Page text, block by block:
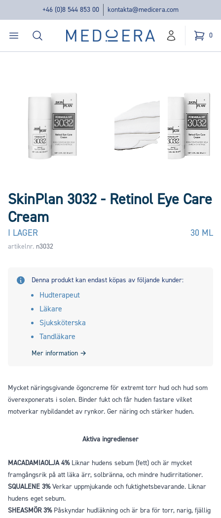
+46 (0)8 544 853 00 kontakta@medicera.com
Öppna menyn
Sök Medicera | New Medic Era AB konto Kundvagn
0
varor i
SkinPlan 3032 - Retinol Eye Care
Cream
I LAGER 30 ML
artikelnr. n3032
Denna produkt kan endast köpas av följande kunder:
Hudterapeut
Läkare
Sjuksköterska
Tandläkare
Mer information →
Mycket näringsgivande ögoncreme för extremt torr hud och hud som
överexponerats i solen. Binder fukt och får huden fastare vilket
motverkar nybildandet av rynkor. Ger näring och stärker huden.
Aktiva ingredienser
MACADAMIAOLJA 4%Liknar hudens sebum (fett) och är mycket
framgångsrik på att läka ärr, solbränna, och mindre hudirritationer.
SQUALENE 3%Verkar uppmjukande och fuktighetsbevarande. Liknar
hudens eget sebum.
SHEASMÖR 3%Påskyndar hudläkning och är bra för torr, narig, fjällig